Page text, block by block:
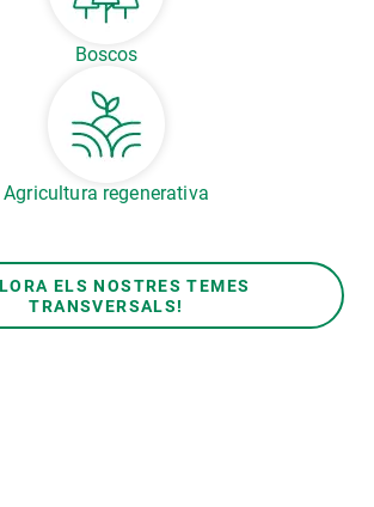
Boscos
Agricultura regenerativa
ELS NOSTRES TEMES
TRANSVERSALS!